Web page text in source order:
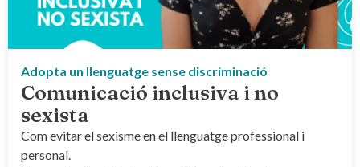
Adopta un llenguatge sense discriminació
Comunicació inclusiva i no
sexista
Com evitar el sexisme en el llenguatge professional i
personal.